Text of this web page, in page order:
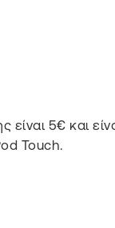
5€ και
Touch.